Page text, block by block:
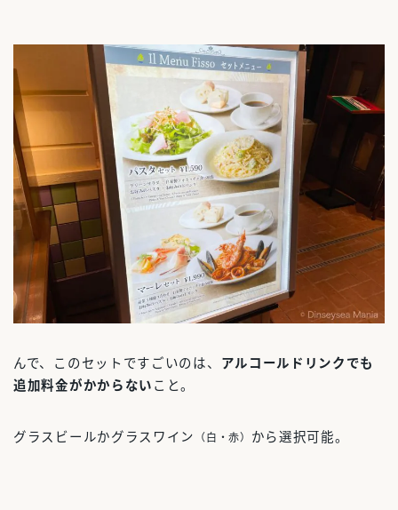
んで、このセットですごいのは、 アルコールドリンクでも
追加料金がかからない こと。
グラスビールかグラスワイン （白・赤） から選択可能。